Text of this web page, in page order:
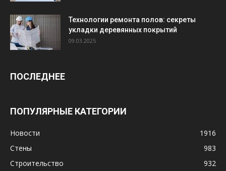
Технологии ремонта полов: секреты
укладки деревянных покрытий
09.03.2025
ПОСЛЕДНЕЕ
ПОПУЛЯРНЫЕ КАТЕГОРИИ
Новости
1916
Стены
983
Строительство
932